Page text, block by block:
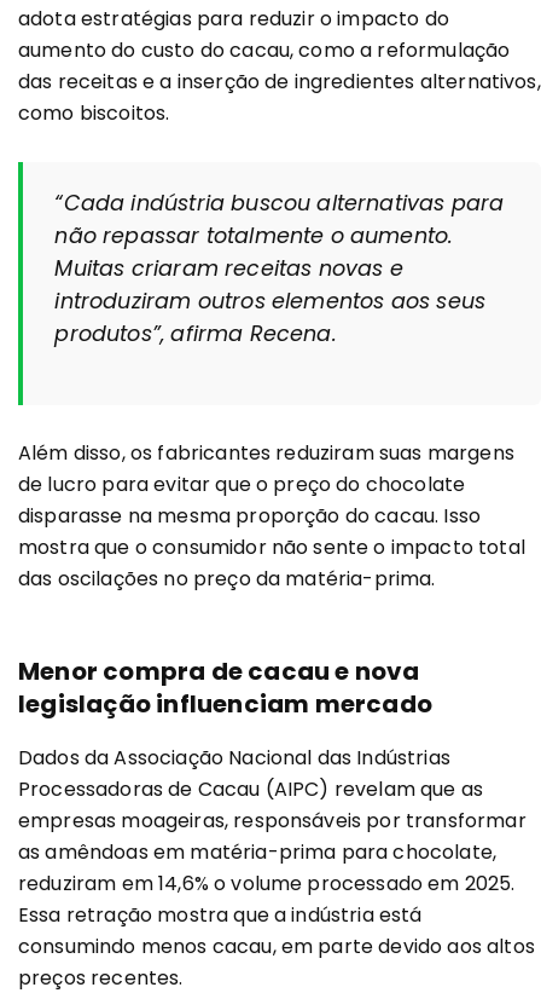
adota estratégias para reduzir o impacto do
aumento do custo do cacau, como a reformulação
das receitas e a inserção de ingredientes alternativos,
como biscoitos.
“Cada indústria buscou alternativas para
não repassar totalmente o aumento.
Muitas criaram receitas novas e
introduziram outros elementos aos seus
produtos”, afirma Recena.
Além disso, os fabricantes reduziram suas margens
de lucro para evitar que o preço do chocolate
disparasse na mesma proporção do cacau. Isso
mostra que o consumidor não sente o impacto total
das oscilações no preço da matéria-prima.
Menor compra de cacau e nova
legislação influenciam mercado
Dados da Associação Nacional das Indústrias
Processadoras de Cacau (AIPC) revelam que as
empresas moageiras, responsáveis por transformar
as amêndoas em matéria-prima para chocolate,
reduziram em 14,6% o volume processado em 2025.
Essa retração mostra que a indústria está
consumindo menos cacau, em parte devido aos altos
preços recentes.